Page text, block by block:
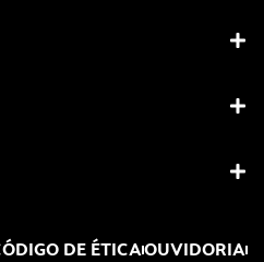
DE ÉTICAOUVIDORIA